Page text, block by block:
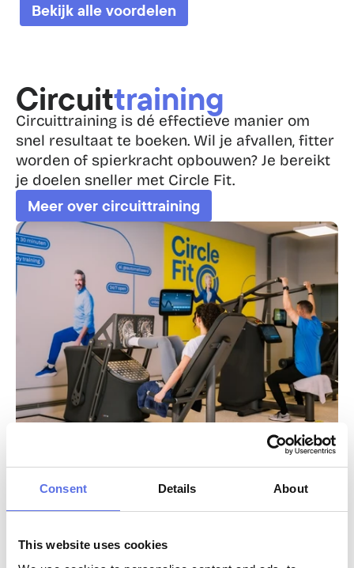
Consent Details About
This website uses cookies
Bekijk alle voordelen
Circuittraining
Circuittraining is dé effectieve manier om
snel resultaat te boeken. Wil je afvallen, fitter
worden of spierkracht opbouwen? Je bereikt
je doelen sneller met Circle Fit.
Meer over circuittraining
Kieshetabonnementdat
bijjou